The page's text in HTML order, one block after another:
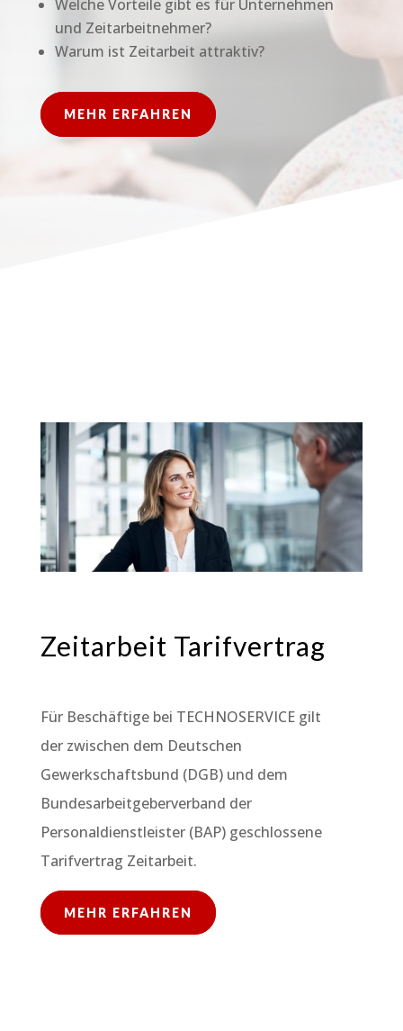
Welche Vorteile gibt es für Unternehmen
und Zeitarbeitnehmer?
Warum ist Zeitarbeit attraktiv?
MEHR ERFAHREN
Zeitarbeit Tarifvertrag
Für Beschäftige bei TECHNOSERVICE gilt
der zwischen dem Deutschen
Gewerkschaftsbund (DGB) und dem
Bundesarbeitgeberverband der
Personaldienstleister (BAP) geschlossene
Tarifvertrag Zeitarbeit.
MEHR ERFAHREN